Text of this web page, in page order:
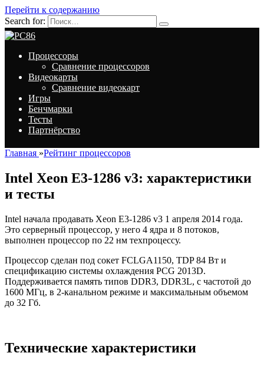
Перейти к содержанию
Search for:
Процессоры
Сравнение процессоров
Видеокарты
Сравнение видеокарт
Игры
Бенчмарки
Тесты
Партнёрство
Главная »Рейтинг процессоров
Intel Xeon E3-1286 v3: характеристики
и тесты
Intel начала продавать Xeon E3-1286 v3 1 апреля 2014 года.
Это серверный процессор, у него 4 ядра и 8 потоков,
выполнен процессор по 22 нм техпроцессу.
Процессор сделан под сокет FCLGA1150, TDP 84 Вт и
спецификацию системы охлаждения PCG 2013D.
Поддерживается память типов DDR3, DDR3L, с частотой до
1600 МГц, в 2-канальном режиме и максимальным объемом
до 32 Гб.
Технические характеристики